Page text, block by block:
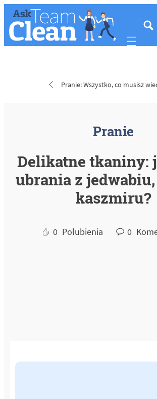
Pranie: Wszystko, co musisz
Pranie
Delikatne tkaniny:
ubrania z
kaszmiru?
0 Polubienia 0